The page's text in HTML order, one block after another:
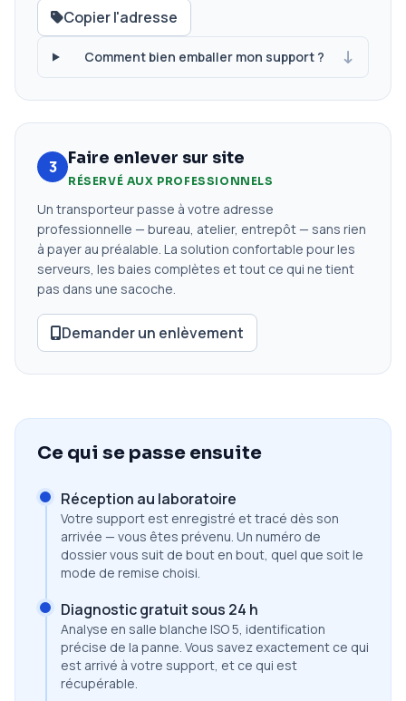
Copier l'adresse
Comment bien emballer mon support ?
3 Faire enlever sur site
RÉSERVÉ AUX PROFESSIONNELS
Un transporteur passe à votre adresse
professionnelle — bureau, atelier, entrepôt — sans rien
à payer au préalable. La solution confortable pour les
serveurs, les baies complètes et tout ce qui ne tient
pas dans une sacoche.
Demander un enlèvement
Ce qui se passe ensuite
Réception au laboratoire
Votre support est enregistré et tracé dès son
arrivée — vous êtes prévenu. Un numéro de
dossier vous suit de bout en bout, quel que soit le
mode de remise choisi.
Diagnostic gratuit sous 24 h
Analyse en salle blanche ISO 5, identification
précise de la panne. Vous savez exactement ce qui
est arrivé à votre support, et ce qui est
récupérable.